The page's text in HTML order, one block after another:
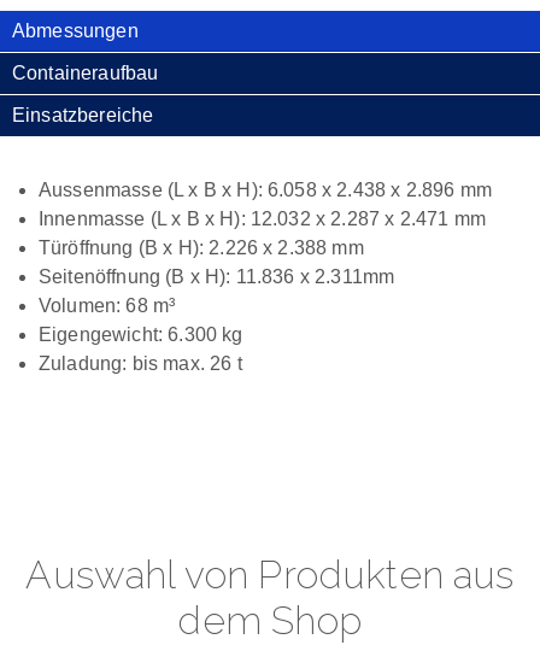
Abmessungen
Containeraufbau
Einsatzbereiche
Aussenmasse (L x B x H): 6.058 x 2.438 x 2.896 mm
Innenmasse (L x B x H): 12.032 x 2.287 x 2.471 mm
Türöffnung (B x H): 2.226 x 2.388 mm
Seitenöffnung (B x H): 11.836 x 2.311mm
Volumen: 68 m³
Eigengewicht: 6.300 kg
Zuladung: bis max. 26 t
Auswahl von Produkten aus
dem Shop